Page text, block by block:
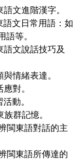
文進階漢字。
文日常用語：如
語等。
文說話技巧及
情緒表達。
對。
動。
群記憶。
閩東語對話的主
閩東語所傳達的